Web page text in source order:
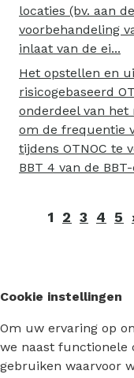
locaties (bv. aan
voorbehandeling
inlaat van de ei...
Het opstellen en
risicogebaseerd
onderdeel van het
om de frequentie
tijdens OTNOC te
BBT 4 van de
Paginering
1 2 3 4 5
Cookie instellingen
Om uw ervaring op
we naast functionele
gebruiken waarvoor